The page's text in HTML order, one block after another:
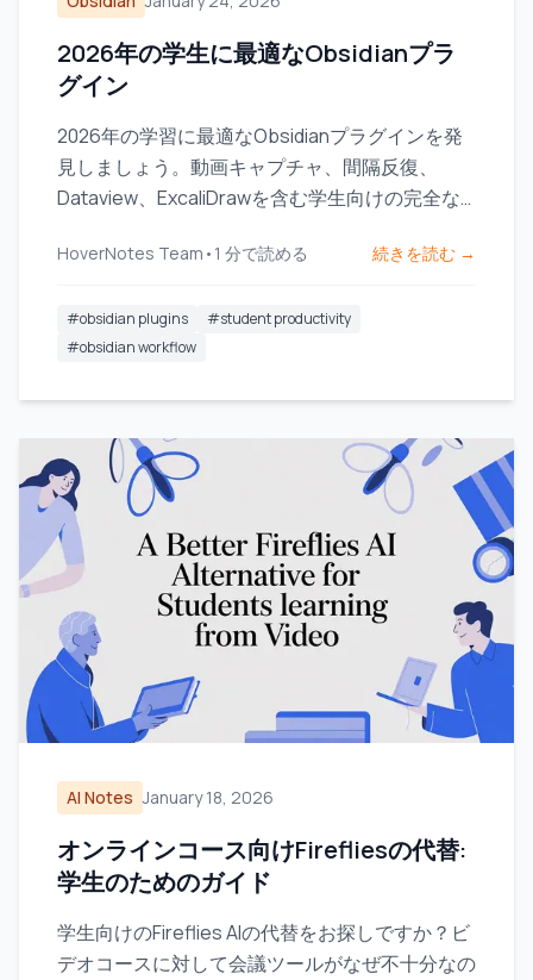
2026年の学生に最適なObsidianプラ
グイン
2026年の学習に最適なObsidianプラグインを発
見しましょう。動画キャプチャ、間隔反復、
Dataview、ExcaliDrawを含む学生向けの完全な
HoverNotes Team • 1 分で読める 続きを読む →
#obsidian plugins #student productivity
#obsidian workflow
AI Notes January 18, 2026
オンラインコース向けFirefliesの代替:
学生のためのガイド
学生向けのFireflies AIの代替をお探しですか？ビ
デオコースに対して会議ツールがなぜ不十分なの